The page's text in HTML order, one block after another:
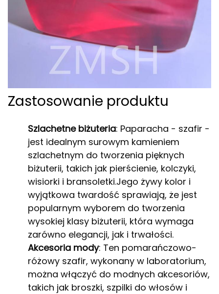
Zastosowanie produktu
Szlachetne biżuteria: Paparacha - szafir -
jest idealnym surowym kamieniem
szlachetnym do tworzenia pięknych
biżuterii, takich jak pierścienie, kolczyki,
wisiorki i bransoletki.Jego żywy kolor i
wyjątkowa twardość sprawiają, że jest
popularnym wyborem do tworzenia
wysokiej klasy biżuterii, która wymaga
zarówno elegancji, jak i trwałości.
Akcesoria mody: Ten pomarańczowo-
różowy szafir, wykonany w laboratorium,
można włączyć do modnych akcesoriów,
takich jak broszki, szpilki do włosów i